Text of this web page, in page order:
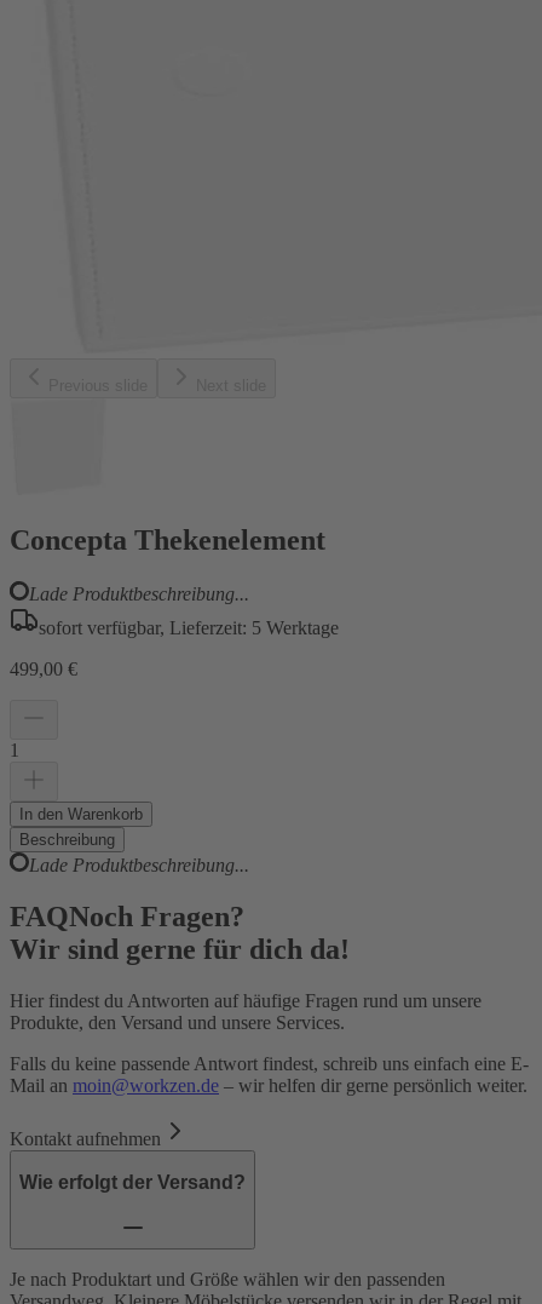
Concepta Thekenelement
Lade Produktbeschreibung...
sofort verfügbar, Lieferzeit: 5 Werktage
499,00 €
1
In den Warenkorb
Beschreibung
Lade Produktbeschreibung...
FAQNoch Fragen?
Wir sind gerne für dich da!
Hier findest du Antworten auf häufige Fragen rund um unsere
Produkte, den Versand und unsere Services.
Falls du keine passende Antwort findest, schreib uns einfach eine E-
Mail an moin@workzen.de – wir helfen dir gerne persönlich weiter.
Kontakt aufnehmen
Wie erfolgt der Versand?
Je nach Produktart und Größe wählen wir den passenden